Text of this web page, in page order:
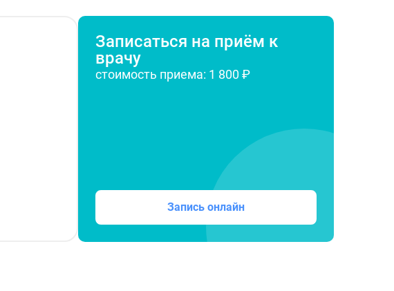
Записаться на приём к
врачу
стоимость приема: 1 800 ₽
Запись онлайн